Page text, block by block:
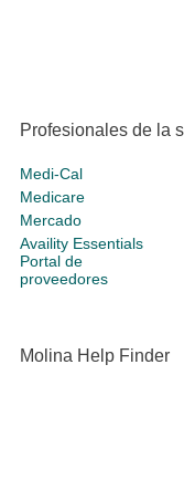
Profesionales de la
Medi-Cal
Medicare
Mercado
Availity Essentials
Portal de
proveedores
Molina Help Finder